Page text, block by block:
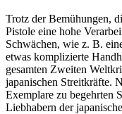
Trotz der Bemühungen,
Pistole eine hohe
Schwächen, wie z. B.
etwas komplizierte
gesamten Zweiten
japanischen Streitkräfte.
Exemplare zu begehrten
Liebhabern der